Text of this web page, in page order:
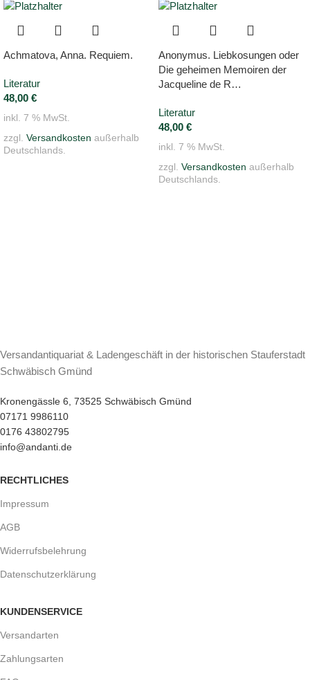
Achmatova, Anna. Requiem.
Literatur
48,00 €
inkl. 7 % MwSt.
zzgl. Versandkosten außerhalb
Deutschlands.
Anonymus. Liebkosungen oder
Die geheimen Memoiren der
Jacqueline de R…
Literatur
48,00 €
inkl. 7 % MwSt.
zzgl. Versandkosten außerhalb
Deutschlands.
Versandantiquariat & Ladengeschäft in der historischen Stauferstadt
Schwäbisch Gmünd
Kronengässle 6, 73525 Schwäbisch Gmünd
07171 9986110
0176 43802795
info@andanti.de
RECHTLICHES
Impressum
AGB
Widerrufsbelehrung
Datenschutzerklärung
KUNDENSERVICE
Versandarten
Zahlungsarten